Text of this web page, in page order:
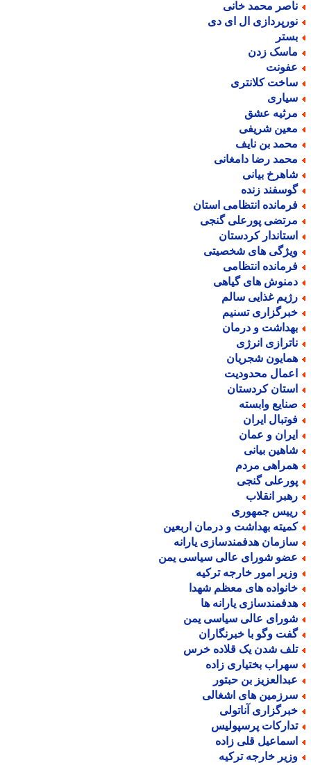
محمد خانی
ال ای دی
زدن
کلانتری
عشق
شریفی
بن نایف
رضا دامغانی
بیانی
زنده
انتظامی استان
پورعلی گنجی
کردستان
های شخصیتی
انتظامی
های گیاهی
غذایی سالم
تسنیم
و درمان
انرژی
شجریان
محدودیت
کردستان
وابسته
ایران
و عمان
بیانی
مردم
گنجی
انقلاب
جمهوری
بهداشت و درمان اربعین
هدفمندسازی یارانه
شورای عالی سیاسی یمن
امور خارجه ترکیه
های معظم شهدا
یارانه ها
عالی سیاسی یمن
وگو با خبرنگاران
شدن یک قلاده خرس
بختیاری زاده
بن حبتور
های اشغالی
آناتولی
پرسپولیس
قلی زاده
خارجه ترکیه